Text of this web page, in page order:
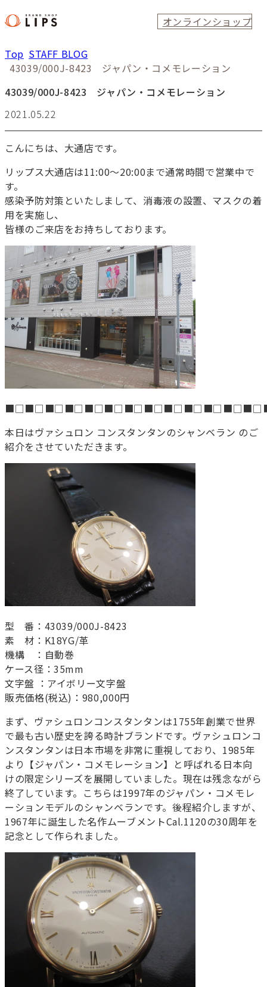
オンラインショップ
Top STAFF BLOG
43039/000J-8423 ジャパン・コメモレーション
43039/000J-8423 ジャパン・コメモレーション
2021.05.22
こんにちは、大通店です。
リップス大通店は11:00～20:00まで通常時間で営業中で
す。
感染予防対策といたしまして、消毒液の設置、マスクの着
用を実施し、
皆様のご来店をお持ちしております。
本日はヴァシュロン コンスタンタンのシャンベラン のご
紹介をさせていただきます。
型 番：43039/000J-8423
素 材：K18YG/革
機構 ：自動巻
ケース径：35mm
文字盤 ：アイボリー文字盤
販売価格(税込)：980,000円
まず、ヴァシュロンコンスタンタンは1755年創業で世界
で最も古い歴史を誇る時計ブランドです。ヴァシュロンコ
ンスタンタンは日本市場を非常に重視しており、1985年
より【ジャパン・コメモレーション】と呼ばれる日本向
けの限定シリーズを展開していました。現在は残念ながら
終了しています。こちらは1997年のジャパン・コメモレ
ーションモデルのシャンベランです。後程紹介しますが、
1967年に誕生した名作ムーブメントCal.1120の30周年を
記念として作られました。